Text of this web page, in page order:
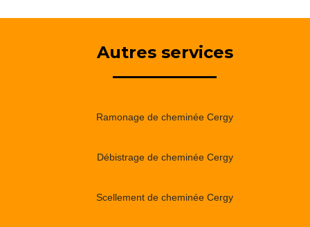
Autres services
Ramonage de cheminée Cergy
Débistrage de cheminée Cergy
Scellement de cheminée Cergy